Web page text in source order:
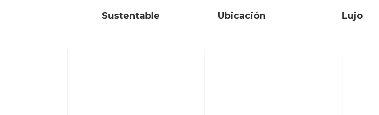
Sustentable Ubicación Lujo